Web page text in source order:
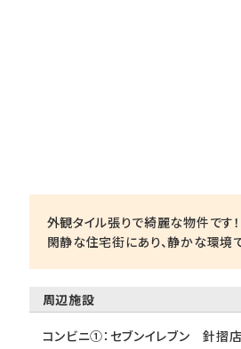
外観タイル張りで綺麗な物件です！
閑静な住宅街にあり、静かな環境で
周辺施設
コンビニ①：セブンイレブン 針